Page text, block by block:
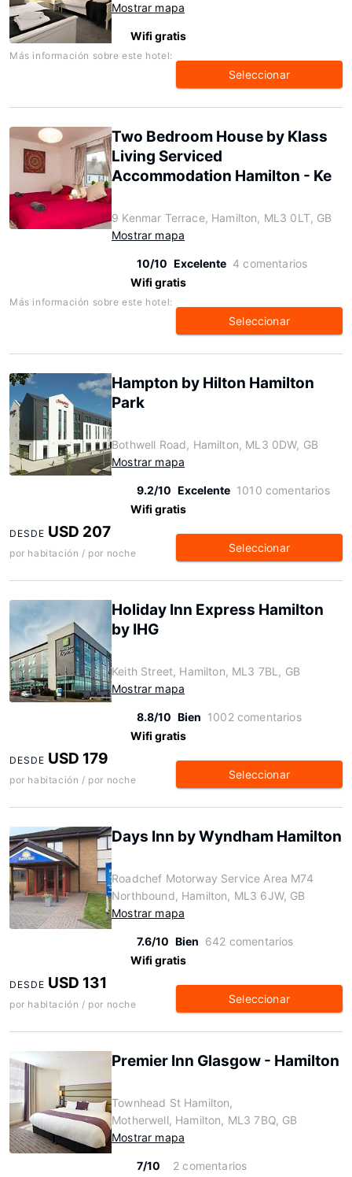
Mostrar mapa
Wifi gratis
Más información sobre este hotel:
Seleccionar
Two Bedroom House by Klass
Living Serviced
Accommodation Hamilton - Ke
9 Kenmar Terrace, Hamilton, ML3 0LT, GB
Mostrar mapa
10/10 Excelente 4 comentarios
Wifi gratis
Más información sobre este hotel:
Seleccionar
Hampton by Hilton Hamilton
Park
Bothwell Road, Hamilton, ML3 0DW, GB
Mostrar mapa
9.2/10 Excelente 1010 comentarios
Wifi gratis
DESDE USD 207
por habitación / por noche Seleccionar
Holiday Inn Express Hamilton
by IHG
Keith Street, Hamilton, ML3 7BL, GB
Mostrar mapa
8.8/10 Bien 1002 comentarios
Wifi gratis
DESDE USD 179
por habitación / por noche Seleccionar
Days Inn by Wyndham Hamilton
Roadchef Motorway Service Area M74
Northbound, Hamilton, ML3 6JW, GB
Mostrar mapa
7.6/10 Bien 642 comentarios
Wifi gratis
DESDE USD 131
por habitación / por noche Seleccionar
Premier Inn Glasgow - Hamilton
Townhead St Hamilton,
Motherwell, Hamilton, ML3 7BQ, GB
Mostrar mapa
7/10
2 comentarios